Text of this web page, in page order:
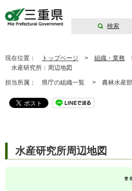
検索
現在位置： トップページ > 組織・業務
水産研究所：周辺地図
担当所属： 県庁の組織一覧 > 農林水産
水産研究所周辺地図